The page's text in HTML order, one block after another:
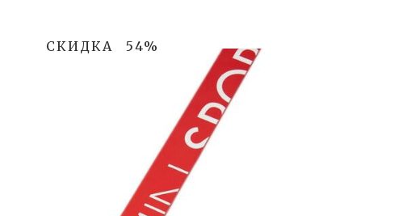
СКИДКА 54%